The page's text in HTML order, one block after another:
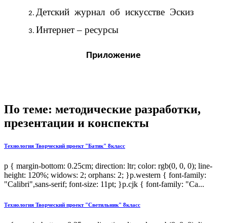
Детский журнал об искусстве Эскиз
Интернет – ресурсы
Приложение
По теме: методические разработки,
презентации и конспекты
Технология Творческий проект "Батик" 8класс
p { margin-bottom: 0.25cm; direction: ltr; color: rgb(0, 0, 0); line-
height: 120%; widows: 2; orphans: 2; }p.western { font-family:
"Calibri",sans-serif; font-size: 11pt; }p.cjk { font-family: "Ca...
Технология Творческий проект "Светильник" 8класс